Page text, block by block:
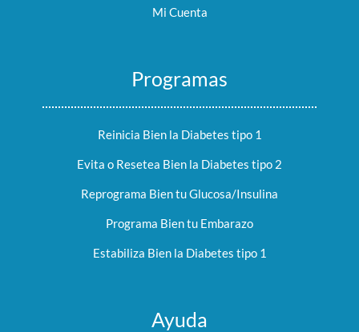
Mi Cuenta
Programas
Reinicia Bien la Diabetes tipo 1
Evita o Resetea Bien la Diabetes tipo 2
Reprograma Bien tu Glucosa/Insulina
Programa Bien tu Embarazo
Estabiliza Bien la Diabetes tipo 1
Ayuda